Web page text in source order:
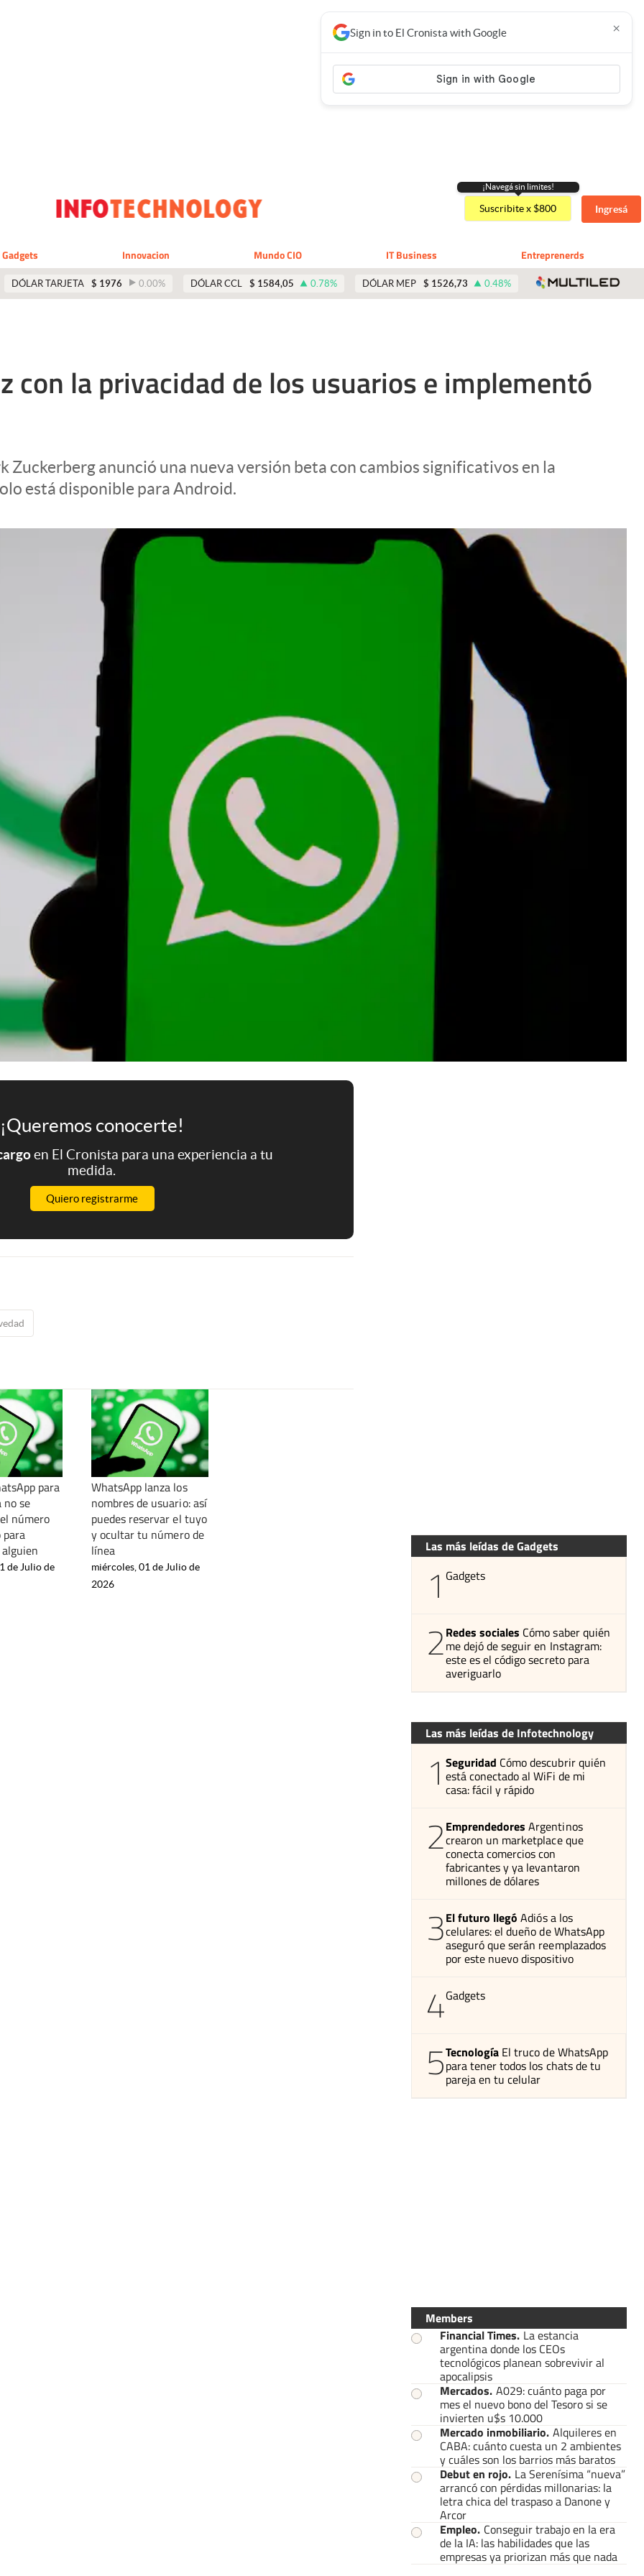
¡Navegá sin limites!
Suscribite x $800 Ingresá
Gadgets Innovacion Mundo CIO IT Business Entreprenerds
DÓLAR TARJETA $ 1976 0.00% DÓLAR CCL $ 1584,05 0.78% DÓLAR MEP $ 1526,73 0.48%
Sign in to El Cronista with Google ×
con la privacidad de los usuarios e implementó
Zuckerberg anunció una nueva versión beta con cambios significativos en la
está disponible para Android.
¡Queremos conocerte!
en El Cronista para una experiencia a tu
medida.
Quiero registrarme
para
no se
número
de Julio de
WhatsApp lanza los
nombres de usuario: así
puedes reservar el tuyo
y ocultar tu número de
línea
miércoles, 01 de Julio de
2026
Las más leídas de Gadgets
1 Gadgets
2Redes sociales Cómo saber quién
me dejó de seguir en Instagram:
este es el código secreto para
averiguarlo
Las más leídas de Infotechnology
1 Seguridad Cómo descubrir quién
está conectado al WiFi de mi
casa: fácil y rápido
2Emprendedores Argentinos
crearon un marketplace que
conecta comercios con
fabricantes y ya levantaron
millones de dólares
3El futuro llegó Adiós a los
celulares: el dueño de WhatsApp
aseguró que serán reemplazados
por este nuevo dispositivo
4Gadgets
5Tecnología El truco de WhatsApp
para tener todos los chats de tu
pareja en tu celular
Members
Financial Times. La estancia
argentina donde los CEOs
tecnológicos planean sobrevivir al
apocalipsis
Mercados. A029: cuánto paga por
mes el nuevo bono del Tesoro si se
invierten u$s 10.000
Mercado inmobiliario. Alquileres en
CABA: cuánto cuesta un 2 ambientes
y cuáles son los barrios más baratos
Debut en rojo. La Serenísima “nueva”
arrancó con pérdidas millonarias: la
letra chica del traspaso a Danone y
Arcor
Empleo. Conseguir trabajo en la era
de la IA: las habilidades que las
empresas ya priorizan más que nada